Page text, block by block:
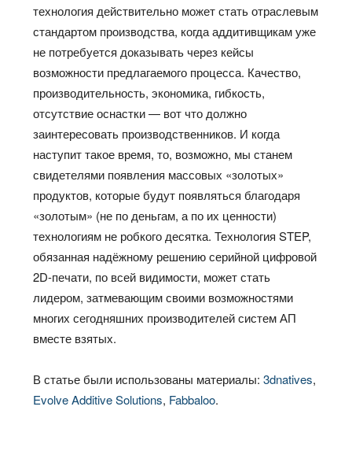
технология действительно может стать отраслевым
стандартом производства, когда аддитивщикам уже
не потребуется доказывать через кейсы
возможности предлагаемого процесса. Качество,
производительность, экономика, гибкость,
отсутствие оснастки — вот что должно
заинтересовать производственников. И когда
наступит такое время, то, возможно, мы станем
свидетелями появления массовых «золотых»
продуктов, которые будут появляться благодаря
«золотым» (не по деньгам, а по их ценности)
технологиям не робкого десятка. Технология STEP,
обязанная надёжному решению серийной цифровой
2D-печати, по всей видимости, может стать
лидером, затмевающим своими возможностями
многих сегодняшних производителей систем АП
вместе взятых.
В статье были использованы материалы:3dnatives,
Evolve Additive Solutions, Fabbaloo.